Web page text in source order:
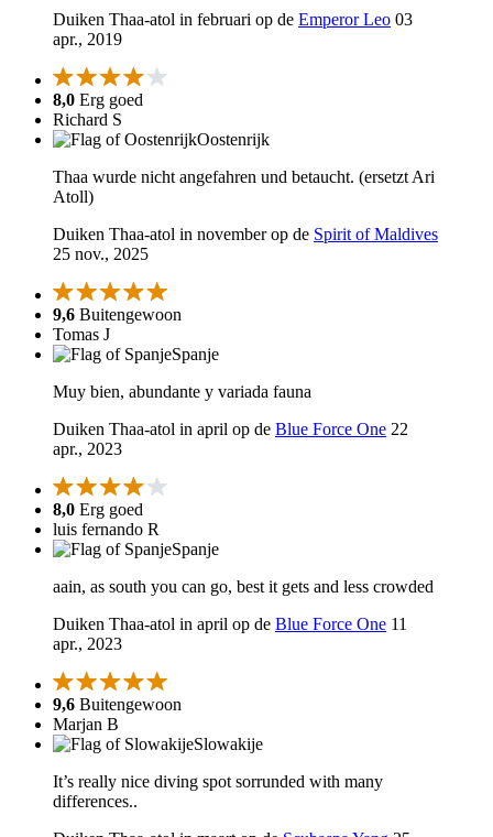
Duiken Thaa-atol in februari op de Emperor Leo 03
apr., 2019
8,0 Erg goed
Richard S
Oostenrijk
Thaa wurde nicht angefahren und betaucht. (ersetzt Ari
Atoll)
Duiken Thaa-atol in november op de Spirit of Maldives
25 nov., 2025
9,6 Buitengewoon
Tomas J
Spanje
Muy bien, abundante y variada fauna
Duiken Thaa-atol in april op de Blue Force One 22
apr., 2023
8,0 Erg goed
luis fernando R
Spanje
aain, as south you can go, best it gets and less crowded
Duiken Thaa-atol in april op de Blue Force One 11
apr., 2023
9,6 Buitengewoon
Marjan B
Slowakije
It’s really nice diving spot sorrunded with many
differences..